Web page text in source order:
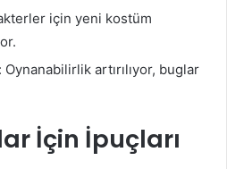
için yeni kostüm
artırılıyor, buglar
İçin İpuçları